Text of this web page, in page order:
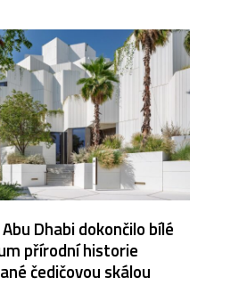
Dhabi dokončilo bílé
přírodní historie
čedičovou skálou